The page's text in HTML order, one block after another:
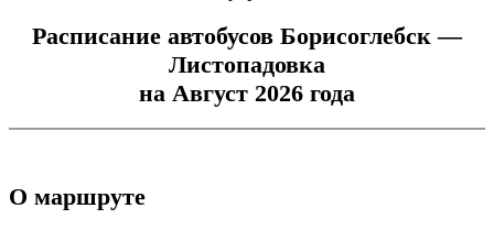
Расписание автобусов Борисоглебск —
Листопадовка
на Август 2026 года
О маршруте